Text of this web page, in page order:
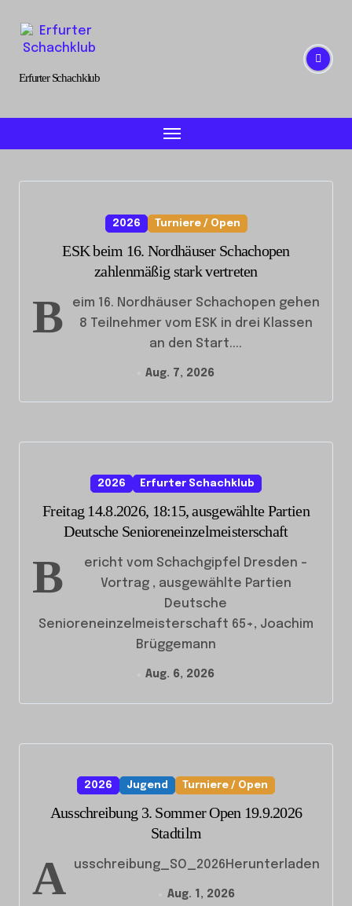
content
Erfurter Schachklub
2026 Turniere / Open
ESK beim 16. Nordhäuser Schachopen
zahlenmäßig stark vertreten
B
eim 16. Nordhäuser Schachopen gehen
8 Teilnehmer vom ESK in drei Klassen
an den Start....
Aug. 7, 2026
2026 Erfurter Schachklub
Freitag 14.8.2026, 18:15, ausgewählte Partien
Deutsche Senioreneinzelmeisterschaft
B
ericht vom Schachgipfel Dresden –
Vortrag , ausgewählte Partien
Deutsche
Senioreneinzelmeisterschaft 65+, Joachim
Brüggemann
Aug. 6, 2026
2026 Jugend Turniere / Open
Ausschreibung 3. Sommer Open 19.9.2026
Stadtilm
A usschreibung_SO_2026Herunterladen
Aug. 1, 2026